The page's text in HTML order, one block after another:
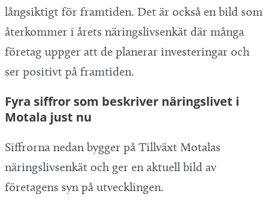
långsiktigt för framtiden. Det är också en bild som
återkommer i årets näringslivsenkät där många
företag uppger att de planerar investeringar och
ser positivt på framtiden.
Fyra siffror som beskriver näringslivet i
Motala just nu
Siffrorna nedan bygger på Tillväxt Motalas
näringslivsenkät och ger en aktuell bild av
företagens syn på utvecklingen.